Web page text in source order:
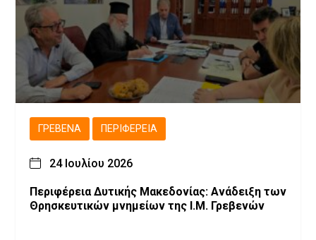
ΓΡΕΒΕΝΆ ΠΕΡΙΦΈΡΕΙΑ
24 Ιουλίου 2026
Περιφέρεια Δυτικής Μακεδονίας: Ανάδειξη των